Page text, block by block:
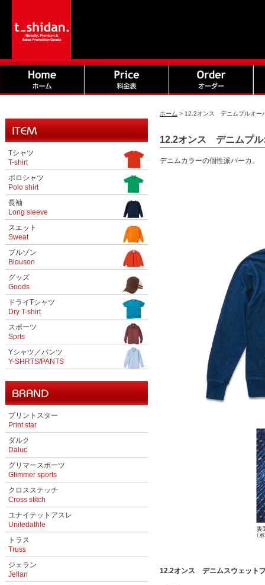
Tシャツ
T-shirt
ポロシャツ
Polo shirt
長袖
Long sleeve
スエット
Sweat
ブルゾン
Blouson
グッズ
Goods
ドライTシャツ
Dry T-shirt
スポーツ
Sprts
Yシャツ／パンツ
Y-SHRTS/PANTS
プリントスター
Print star
ダルク
Daluc
グリマースポーツ
Glimmer sports
クロスステッチ
Cross stitch
ユナイテットアスレ
Unitedathle
トラス
Truss
ジェラン
Jellan
ホーム > 12.2オンス デニムプルオー
12.2オンス デニムプ
デニムカラーの個性派パーカ。
12.2オンス デニムスウェット